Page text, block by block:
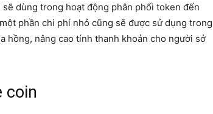
dùng trong hoạt động phân phối token đến
phần chi phí nhỏ cũng sẽ được sử dụng trong
hồng, nâng cao tính thanh khoản cho người sở
coin